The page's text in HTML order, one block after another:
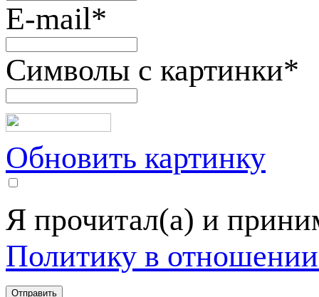
E-mail*
Символы с картинки*
Обновить картинку
Я прочитал(а) и
Политику в